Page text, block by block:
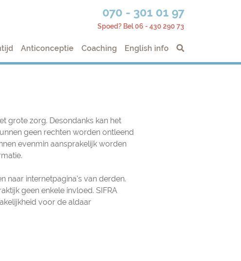
070 - 301 01 97
Spoed? Bel 06 - 430 290 73
Anticonceptie Coaching English info
grote zorg. Desondanks kan het
geen rechten worden ontleend
evenmin aansprakelijk worden
naar internetpagina's van derden.
geen enkele invloed. SIFRA
voor de aldaar